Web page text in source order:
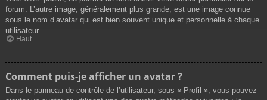
forum. L’autre image, généralement plus grande, est une image connue
sous le nom d’avatar qui est bien souvent unique et personnelle à chaque
utilisateur.
Haut
Comment puis-je afficher un avatar ?
Dans le panneau de contrôle de l’utilisateur, sous « Profil », vous pouvez